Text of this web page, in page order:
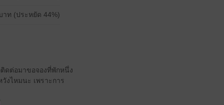
าท (ประหยัด 44%)
ติดต่อมาขอจองที่พักหนึ่ง
งไหมนะ เพราะการ